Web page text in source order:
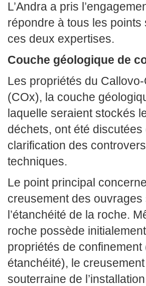
L’Andra a pris
répondre à tous les points
ces deux expertises.
Couche géologique de
Les propriétés du
(COx), la couche
laquelle seraient stockés
déchets, ont été discutées
clarification des
techniques.
Le point principal
creusement des ouvrages
l’étanchéité de la roche.
roche possède
propriétés de confinement
étanchéité), le
souterraine de